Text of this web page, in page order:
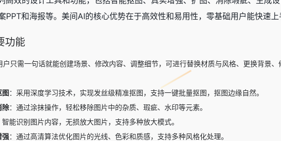
PPT和海报等。美间AI的核心优势在于高效性和易用性，零基础用户能快速上
功能
户只需一句话就能创建场景、修改内容、调整细节，可进行替换材质与风格、更换背景
图：采用深度学习技术，实现发丝级精准抠图，支持一键批量抠图，抠图边缘自然。
除：通过涂抹操作，轻松移除图片中的杂质、瑕疵、水印等元素。
智能识别图片内容，无损放大图片，支持多种放大模式。
强：通过高清算法优化图片的光线、色彩和质感，支持多种风格化处理。